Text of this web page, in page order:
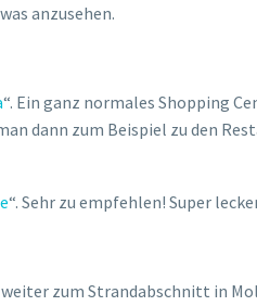
anzusehen.
“. Ein ganz normales Shopping
dann zum Beispiel zu den
“. Sehr zu empfehlen! Super
zum Strandabschnitt in